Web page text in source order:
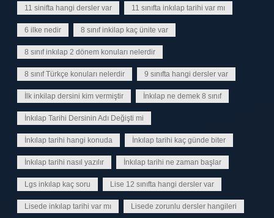
11 sinifta hangi dersler var 11 sınıfta inkılap tarihi var mı
6 ilke nedir 8 sınıf inkilap kaç ünite var
8 sınıf inkılap 2 dönem konuları nelerdir
8 sınıf Türkçe konuları nelerdir 9 sınıfta hangi dersler var
İlk inkilap dersini kim vermiştir İnkılap ne demek 8 sınıf
İnkılap Tarihi Dersinin Adı Değişti mi
İnkılap tarihi hangi konuda İnkılap tarihi kaç günde biter
İnkılap tarihi nasıl yazılır İnkılap tarihi ne zaman başlar
Lgs inkılap kaç soru Lise 12 sınıfta hangi dersler var
Lisede inkılap tarihi var mı Lisede zorunlu dersler hangileri